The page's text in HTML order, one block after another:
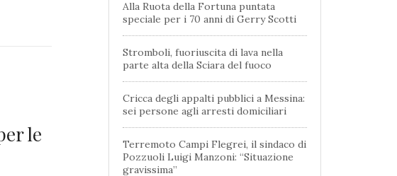
le
Alla Ruota della Fortuna puntata
speciale per i 70 anni di Gerry Scotti
Stromboli, fuoriuscita di lava nella
parte alta della Sciara del fuoco
Cricca degli appalti pubblici a Messina:
sei persone agli arresti domiciliari
Terremoto Campi Flegrei, il sindaco di
Pozzuoli Luigi Manzoni: “Situazione
gravissima”